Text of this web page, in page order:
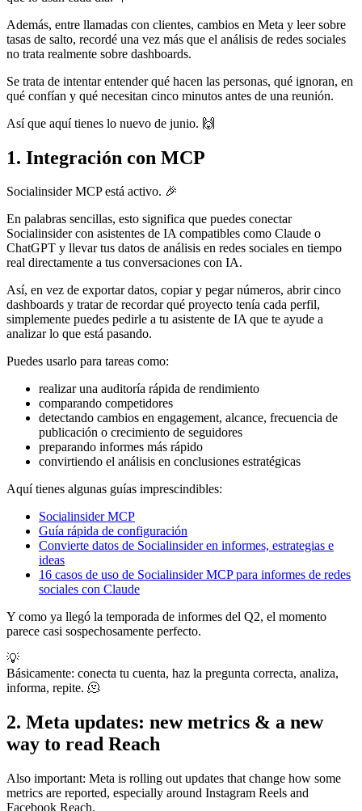
Además, entre llamadas con clientes, cambios en Meta y leer sobre
tasas de salto, recordé una vez más que el análisis de redes sociales
no trata realmente sobre dashboards.
Se trata de intentar entender qué hacen las personas, qué ignoran, en
qué confían y qué necesitan cinco minutos antes de una reunión.
Así que aquí tienes lo nuevo de junio. 🙌
1. Integración con MCP
Socialinsider MCP está activo. 🎉
En palabras sencillas, esto significa que puedes conectar
Socialinsider con asistentes de IA compatibles como Claude o
ChatGPT y llevar tus datos de análisis en redes sociales en tiempo
real directamente a tus conversaciones con IA.
Así, en vez de exportar datos, copiar y pegar números, abrir cinco
dashboards y tratar de recordar qué proyecto tenía cada perfil,
simplemente puedes pedirle a tu asistente de IA que te ayude a
analizar lo que está pasando.
Puedes usarlo para tareas como:
realizar una auditoría rápida de rendimiento
comparando competidores
detectando cambios en engagement, alcance, frecuencia de
publicación o crecimiento de seguidores
preparando informes más rápido
convirtiendo el análisis en conclusiones estratégicas
Aquí tienes algunas guías imprescindibles:
Socialinsider MCP
Guía rápida de configuración
Convierte datos de Socialinsider en informes, estrategias e
ideas
16 casos de uso de Socialinsider MCP para informes de redes
sociales con Claude
Y como ya llegó la temporada de informes del Q2, el momento
parece casi sospechosamente perfecto.
💡
Básicamente: conecta tu cuenta, haz la pregunta correcta, analiza,
informa, repite. 🫠
2. Meta updates: new metrics & a new
way to read Reach
Also important: Meta is rolling out updates that change how some
metrics are reported, especially around Instagram Reels and
Facebook Reach.